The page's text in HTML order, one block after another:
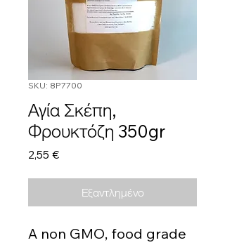
SKU: 8P7700
Αγία Σκέπη,
Φρουκτόζη 350gr
2,55 €Τιμή
Εξαντλημένο
A non GMO, food grade